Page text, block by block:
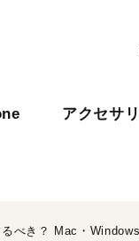
アクセサリ